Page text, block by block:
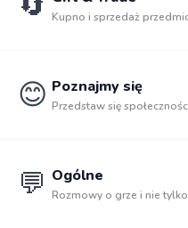
Kupno i sprzedaż
😊 Poznajmy się
Przedstaw się
💬 Ogólne
Rozmowy o grze i nie tylko